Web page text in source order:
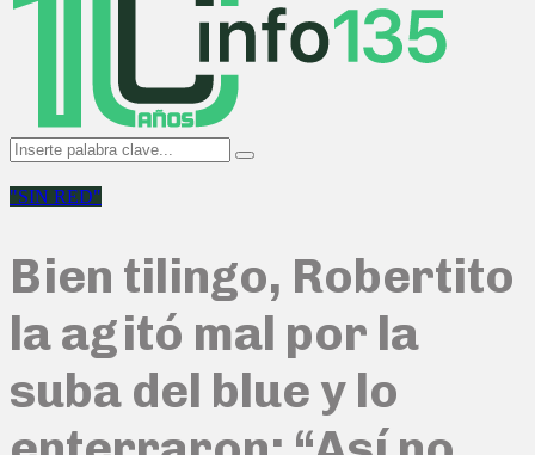
Search
for:
Search
"SIN RED"
Bien tilingo, Robertito
la agitó mal por la
suba del blue y lo